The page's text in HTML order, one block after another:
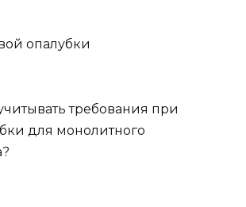
опалубки
требования при
для монолитного